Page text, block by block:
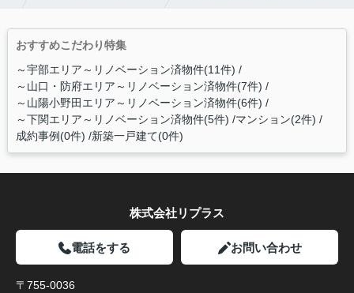
おすすめこだわり特集
～宇部エリア～リノベーション済物件(11件)
～山口・防府エリア～リノベーション済物件(7件)
～山陽小野田エリア～リノベーション済物件(6件)
～下関エリア～リノベーション済物件(5件) マンション(2件)
成約事例(0件) 新築一戸建て(0件)
株式会社リプラス
電話をする お問い合わせ
〒755-0036